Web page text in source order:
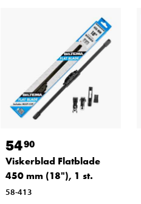
5490
Viskerblad Flatblade
450 mm (18"), 1 st.
58-413